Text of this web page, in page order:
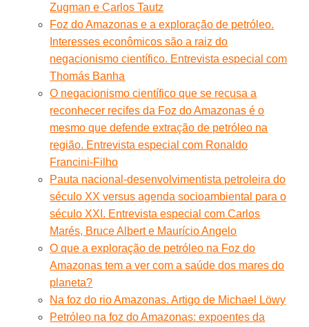
Zugman e Carlos Tautz
Foz do Amazonas e a exploração de petróleo.
Interesses econômicos são a raiz do
negacionismo científico. Entrevista especial com
Thomás Banha
O negacionismo científico que se recusa a
reconhecer recifes da Foz do Amazonas é o
mesmo que defende extração de petróleo na
região. Entrevista especial com Ronaldo
Francini-Filho
Pauta nacional-desenvolvimentista petroleira do
século XX versus agenda socioambiental para o
século XXI. Entrevista especial com Carlos
Marés, Bruce Albert e Maurício Angelo
O que a exploração de petróleo na Foz do
Amazonas tem a ver com a saúde dos mares do
planeta?
Na foz do rio Amazonas. Artigo de Michael Löwy
Petróleo na foz do Amazonas: expoentes da